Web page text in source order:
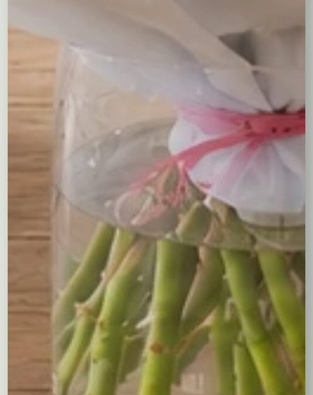
Decrease
quantity
ilość
pełen
Kategoria:
Kosze upominkowe
Dodatkowe informacje
Opis
Elegancki kosz pełen aromatycznej, wysokiej jakości
herbaty, cztery rodzaje suszu: zielona, czerwona, czarna i
mieszanka owocowa z czarną herbatą. Kosz wykonany z
wikliny, białego koloru. Dekoracja florystyczna
skomponowana z róż, eustom, goździków i koreanek.
Wszystko to przybrane elegancką białą wstążką. Poza
sezonem eustoma może być zastąpiona innymi,
podobnymi kwiatami.